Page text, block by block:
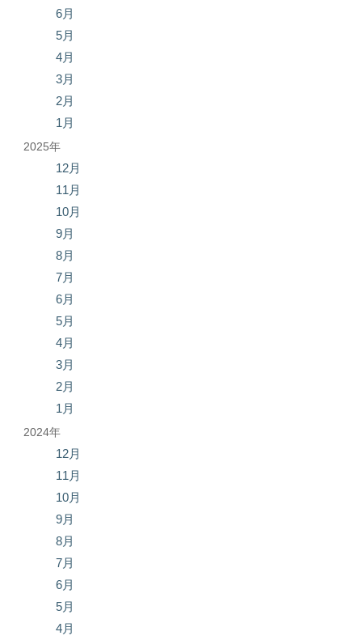
6月
5月
4月
3月
2月
1月
2025年
12月
11月
10月
9月
8月
7月
6月
5月
4月
3月
2月
1月
2024年
12月
11月
10月
9月
8月
7月
6月
5月
4月